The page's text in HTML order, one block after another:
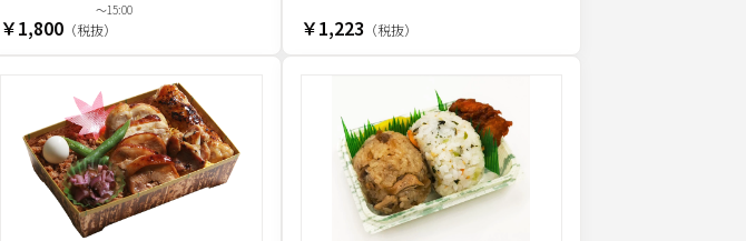
～15:00
￥1,800 （税抜） ￥1,223（税抜）